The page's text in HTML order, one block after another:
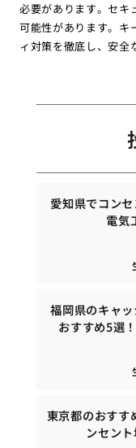
必要があります。セキ
可能性があります。キ
ィ対策を徹底し、安全
愛知県でコン
電気
福岡県のキャ
おすすめ5選
東京都のおすす
ンセン